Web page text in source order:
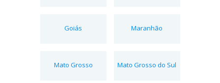
Goiás Maranhão
Mato Grosso Mato Grosso do Sul